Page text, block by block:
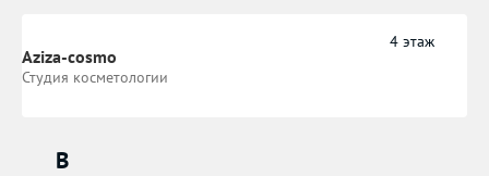
Aziza-cosmo
Студия косметологии
4 этаж
B